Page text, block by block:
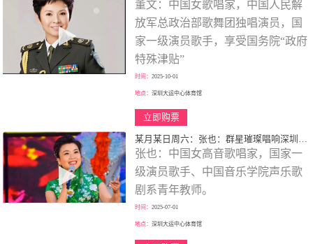
董文：中国女歌唱家，中国人民解
放军总政治部歌舞团独唱演员，国
家一级演员歌手，享受国务院“政府
特殊津贴”
时间：2025-10-01
地点：深圳大运中心体育馆
立即购票
某月某日周六：张也：群星璀璨唱响深圳、歌颂一代伟人、走进新时代、巡回大型演唱会！
张也：中国女高音歌唱家，国家一
级演员歌手、中国音乐学院声乐歌
剧系青年教师。
时间：2025-07-01
地点：深圳大运中心体育馆